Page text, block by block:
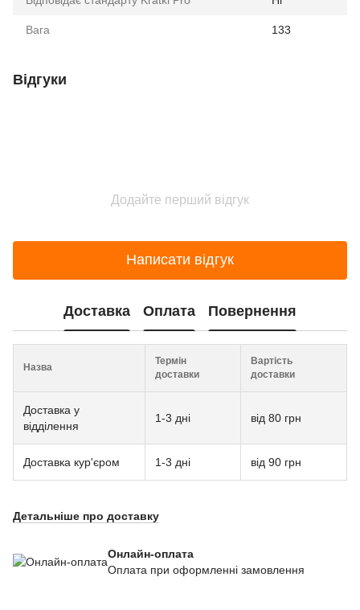
Вага 133
Відгуки
Додайте перший відгук
Написати відгук
Доставка Оплата Повернення
Назва
Термін
доставки
Вартість
доставки
Доставка у
відділення
1-3 дні від 80 грн
Доставка кур'єром 1-3 дні від 90 грн
Детальніше про доставку
Онлайн-оплата
Оплата при оформленні замовлення